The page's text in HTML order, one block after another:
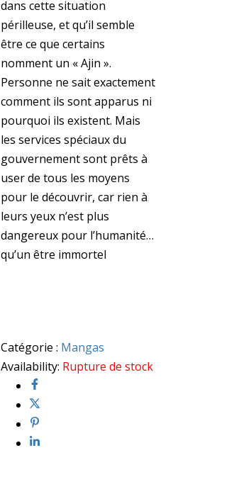
dans cette situation
périlleuse, et qu’il semble
être ce que certains
nomment un « Ajin ».
Personne ne sait exactement
comment ils sont apparus ni
pourquoi ils existent. Mais
les services spéciaux du
gouvernement sont prêts à
user de tous les moyens
pour le découvrir, car rien à
leurs yeux n’est plus
dangereux pour l’humanité…
qu’un être immortel
Catégorie : Mangas
Availability: Rupture de stock